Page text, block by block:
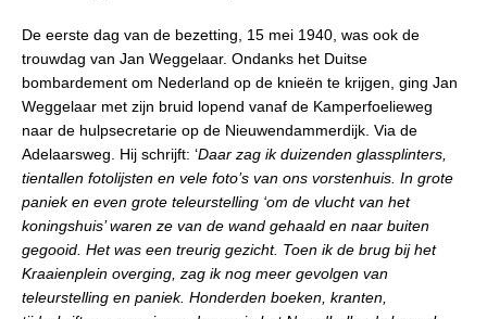
De eerste dag van de bezetting, 15 mei 1940, was ook de
trouwdag van Jan Weggelaar. Ondanks het Duitse
bombardement om Nederland op de knieën te krijgen, ging Jan
Weggelaar met zijn bruid lopend vanaf de Kamperfoelieweg
naar de hulpsecretarie op de Nieuwendammerdijk. Via de
Adelaarsweg. Hij schrijft: ‘Daar zag ik duizenden glassplinters,
tientallen fotolijsten en vele foto’s van ons vorstenhuis. In grote
paniek en even grote teleurstelling ‘om de vlucht van het
koningshuis’ waren ze van de wand gehaald en naar buiten
gegooid. Het was een treurig gezicht. Toen ik de brug bij het
Kraaienplein overging, zag ik nog meer gevolgen van
teleurstelling en paniek. Honderden boeken, kranten,